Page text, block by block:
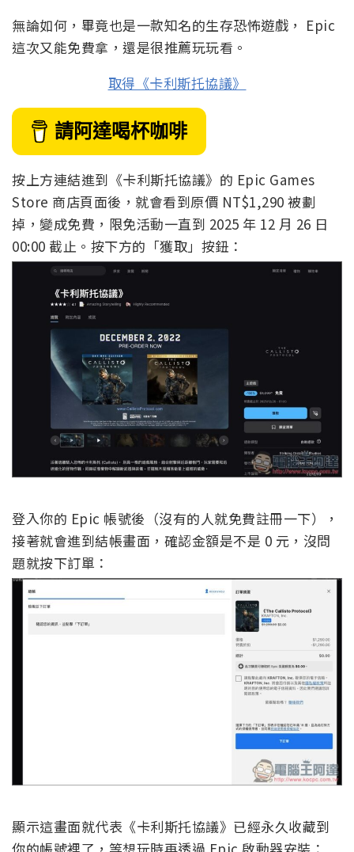
無論如何，畢竟也是一款知名的生存恐怖遊戲， Epic
這次又能免費拿，還是很推薦玩玩看。
取得《卡利斯托協議》
請阿達喝杯咖啡
按上方連結進到《卡利斯托協議》的 Epic Games
Store 商店頁面後，就會看到原價 NT$1,290 被劃
掉，變成免費，限免活動一直到 2025 年 12 月 26 日
00:00 截止。按下方的「獲取」按鈕：
登入你的 Epic 帳號後（沒有的人就免費註冊一下），
接著就會進到結帳畫面，確認金額是不是 0 元，沒問
題就按下訂單：
顯示這畫面就代表《卡利斯托協議》已經永久收藏到